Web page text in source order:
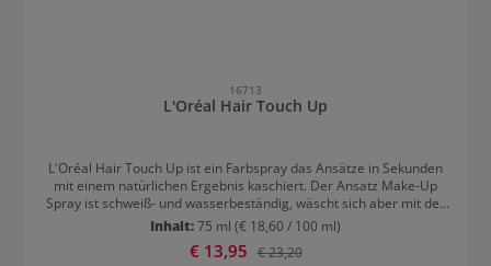
16713
L'Oréal Hair Touch Up
L'Oréal Hair Touch Up ist ein Farbspray das Ansätze in Sekunden
mit einem natürlichen Ergebnis kaschiert. Der Ansatz Make-Up
Spray ist schweiß- und wasserbeständig, wäscht sich aber mit der
ersten Haarwäsche wieder aus. Durch die 6 verfügbaren Nuancen
kann der richtige Farbton einfach gefunden werden, um ein
möglichst natürliches Farbergebnis zu erzielen. Dank dem
Inhalt:75 ml (€ 18,60 / 100 ml)
Verkaufspreis:
€ 13,95 Regulärer Preis:
€ 23,20